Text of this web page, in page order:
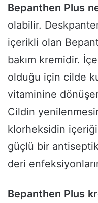
Bepanthen Plus
olabilir.
içerikli olan
bakım kremidir.
olduğu için cilde
vitaminine
Cildin
klorheksidin
güçlü bir
deri
Bepanthen Plus